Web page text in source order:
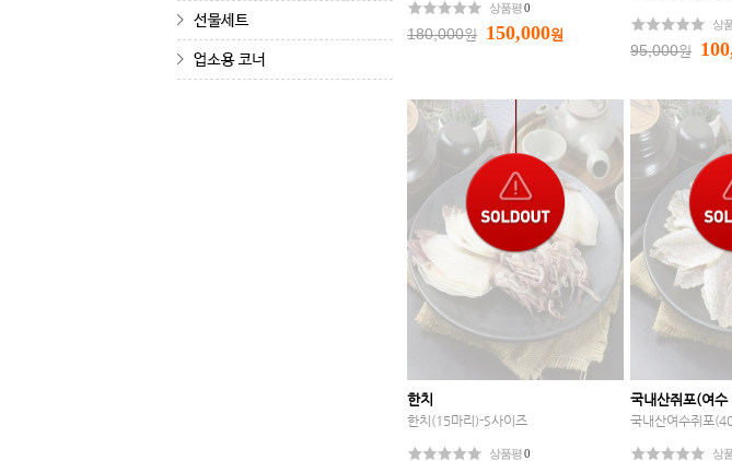
상품평0
180,000원 150,000원
상
95,000원
한치
한치(15마리)-S사이즈
상품평0
국내산쥐포(여
국내산여수쥐포
상